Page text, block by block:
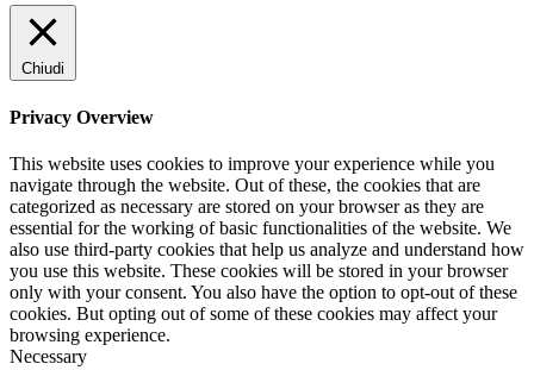
Chiudi
Privacy Overview
This website uses cookies to improve your experience while you
navigate through the website. Out of these, the cookies that are
categorized as necessary are stored on your browser as they are
essential for the working of basic functionalities of the website. We
also use third-party cookies that help us analyze and understand how
you use this website. These cookies will be stored in your browser
only with your consent. You also have the option to opt-out of these
cookies. But opting out of some of these cookies may affect your
browsing experience.
Necessary